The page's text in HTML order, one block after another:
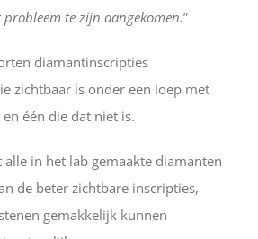
te zijn aangekomen.”
diamantinscripties
zichtbaar is onder een loep met
één die dat niet is.
in het lab gemaakte diamanten
de beter zichtbare inscripties,
gemakkelijk kunnen